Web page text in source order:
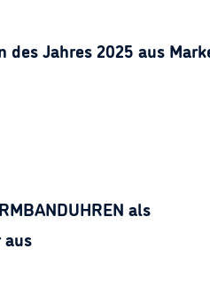
des Jahres 2025 aus
als